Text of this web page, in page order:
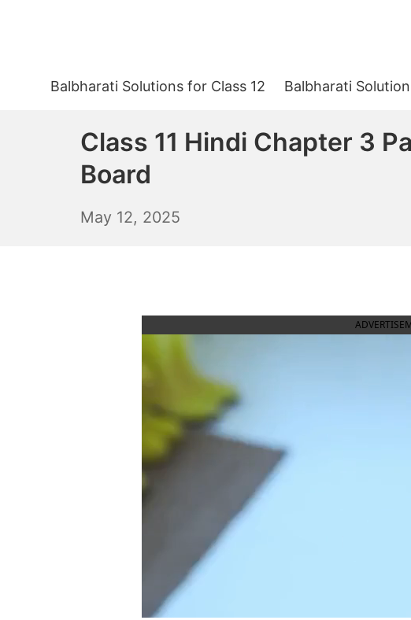
Balbharati Solutions for Class 12 Balbharati
Class 11 Hindi Chapter 3
Board
May 12, 2025